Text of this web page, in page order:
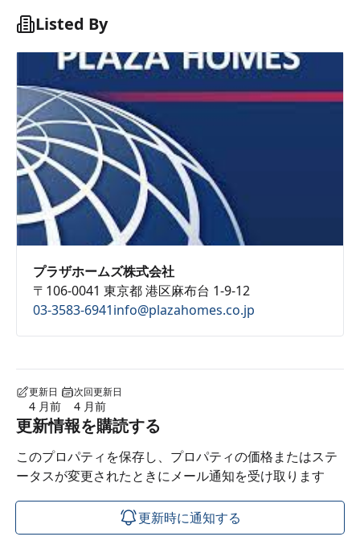
Listed By
プラザホームズ株式会社
〒106-0041 東京都 港区麻布台 1-9-12
03-3583-6941info@plazahomes.co.jp
更新日
4 月前
次回更新日
4 月前
更新情報を購読する
このプロパティを保存し、プロパティの価格またはステ
ータスが変更されたときにメール通知を受け取ります
更新時に通知する